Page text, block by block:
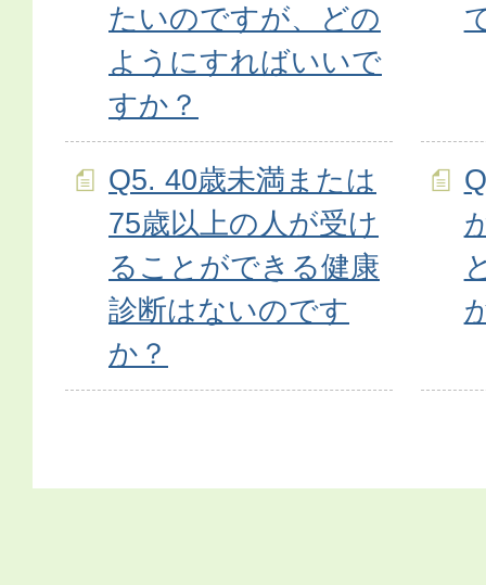
たいのですが、どの
ようにすればいいで
すか？
Q5. 40歳未満または
75歳以上の人が受け
ることができる健康
診断はないのです
か？